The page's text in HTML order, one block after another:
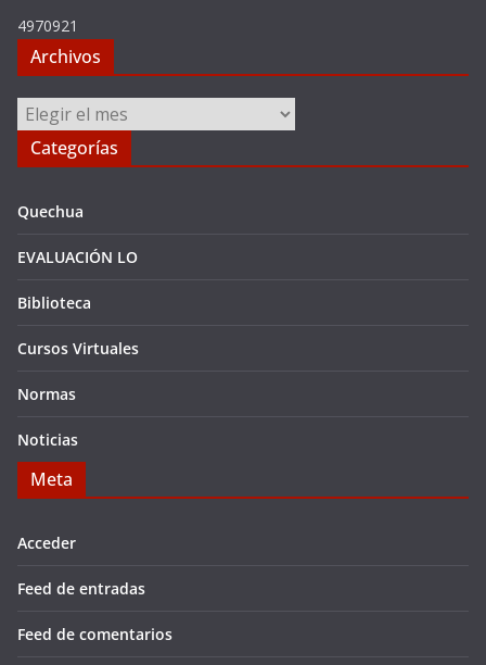
4970921
Archivos
Archivos
Categorías
Quechua
EVALUACIÓN LO
Biblioteca
Cursos Virtuales
Normas
Noticias
Meta
Acceder
Feed de entradas
Feed de comentarios